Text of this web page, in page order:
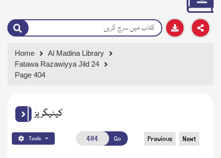
Home
Al Madina Library
Fatawa Razawiyya Jild 24
Page 404
کیٹیگریز
Tools Go Previous Next